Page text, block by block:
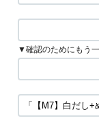
▼確認のためにもう